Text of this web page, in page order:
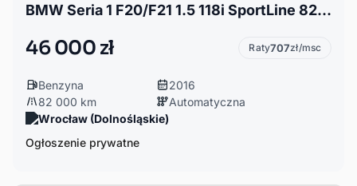
BMW Seria 1 F20/F21 1.5 118i SportLine 82 tys przebiegu Automat
46 000 zł Raty707zł/msc
Benzyna
2016
82 000 km
Automatyczna
Wrocław (Dolnośląskie)
Ogłoszenie prywatne